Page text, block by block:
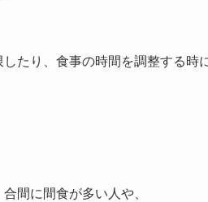
たり、食事の時間を調整する時
間に間食が多い人や、